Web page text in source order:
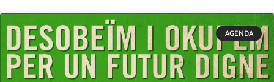
AGENDA